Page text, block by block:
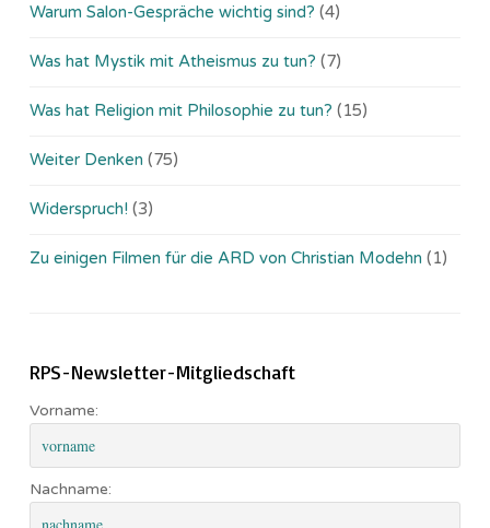
Warum Salon-Gespräche wichtig sind? (4)
Was hat Mystik mit Atheismus zu tun? (7)
Was hat Religion mit Philosophie zu tun? (15)
Weiter Denken (75)
Widerspruch! (3)
Zu einigen Filmen für die ARD von Christian Modehn (1)
RPS-Newsletter-Mitgliedschaft
Vorname:
Nachname: